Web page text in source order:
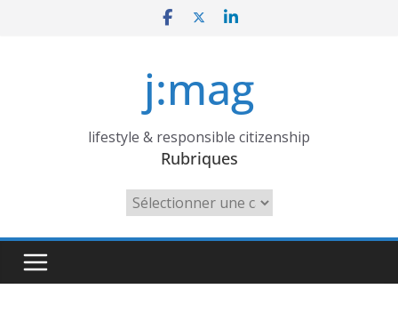
j:mag
lifestyle & responsible citizenship
Rubriques
Rubriques